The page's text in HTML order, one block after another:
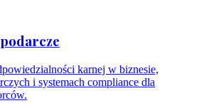
karnej w biznesie,
i systemach compliance dla